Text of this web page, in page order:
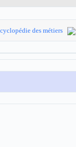
des métiers